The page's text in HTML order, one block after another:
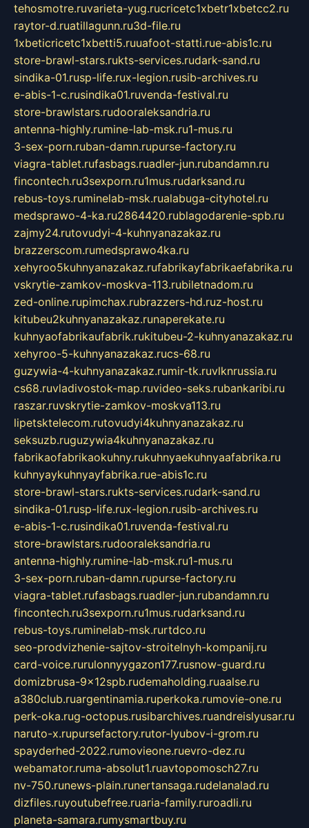
tehosmotre.ruvarieta-yug.rucricetc1xbetr1xbetcc2.ru
raytor-d.ruatillagunn.ru3d-file.ru
1xbeticricetc1xbetti5.ruuafoot-statti.rue-abis1c.ru
store-brawl-stars.rukts-services.rudark-sand.ru
sindika-01.rusp-life.rux-legion.rusib-archives.ru
e-abis-1-c.rusindika01.ruvenda-festival.ru
store-brawlstars.rudooraleksandria.ru
antenna-highly.rumine-lab-msk.ru1-mus.ru
3-sex-porn.ruban-damn.rupurse-factory.ru
viagra-tablet.rufasbags.ruadler-jun.rubandamn.ru
fincontech.ru3sexporn.ru1mus.rudarksand.ru
rebus-toys.ruminelab-msk.rualabuga-cityhotel.ru
medsprawo-4-ka.ru2864420.rublagodarenie-spb.ru
zajmy24.rutovudyi-4-kuhnyanazakaz.ru
brazzerscom.rumedsprawo4ka.ru
xehyroo5kuhnyanazakaz.rufabrikayfabrikaefabrika.ru
vskrytie-zamkov-moskva-113.rubiletnadom.ru
zed-online.rupimchax.rubrazzers-hd.ruz-host.ru
kitubeu2kuhnyanazakaz.runaperekate.ru
kuhnyaofabrikaufabrik.rukitubeu-2-kuhnyanazakaz.ru
xehyroo-5-kuhnyanazakaz.rucs-68.ru
guzywia-4-kuhnyanazakaz.rumir-tk.ruvlknrussia.ru
cs68.ruvladivostok-map.ruvideo-seks.rubankaribi.ru
raszar.ruvskrytie-zamkov-moskva113.ru
lipetsktelecom.rutovudyi4kuhnyanazakaz.ru
seksuzb.ruguzywia4kuhnyanazakaz.ru
fabrikaofabrikaokuhny.rukuhnyaekuhnyaafabrika.ru
kuhnyaykuhnyayfabrika.rue-abis1c.ru
store-brawl-stars.rukts-services.rudark-sand.ru
sindika-01.rusp-life.rux-legion.rusib-archives.ru
e-abis-1-c.rusindika01.ruvenda-festival.ru
store-brawlstars.rudooraleksandria.ru
antenna-highly.rumine-lab-msk.ru1-mus.ru
3-sex-porn.ruban-damn.rupurse-factory.ru
viagra-tablet.rufasbags.ruadler-jun.rubandamn.ru
fincontech.ru3sexporn.ru1mus.rudarksand.ru
rebus-toys.ruminelab-msk.rurtdco.ru
seo-prodvizhenie-sajtov-stroitelnyh-kompanij.ru
card-voice.rurulonnyygazon177.rusnow-guard.ru
domizbrusa-9x12spb.rudemaholding.ruaalse.ru
a380club.ruargentinamia.ruperkoka.rumovie-one.ru
perk-oka.rug-octopus.rusibarchives.ruandreislyusar.ru
naruto-x.rupursefactory.rutor-lyubov-i-grom.ru
spayderhed-2022.rumovieone.ruevro-dez.ru
webamator.ruma-absolut1.ruavtopomosch27.ru
nv-750.runews-plain.runertansaga.rudelanalad.ru
dizfiles.ruyoutubefree.ruaria-family.ruroadli.ru
planeta-samara.rumysmartbuy.ru